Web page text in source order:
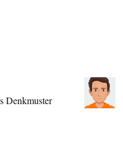
Denkmuster